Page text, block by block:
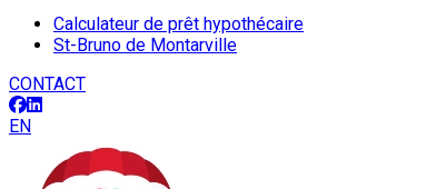
Calculateur de prêt hypothécaire
St-Bruno de Montarville
CONTACT
EN